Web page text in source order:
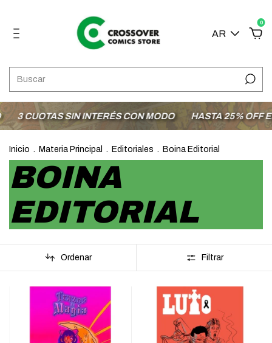
AR
0
3 CUOTAS SIN INTERÉS CON MODO HASTA 25% OFF EN
Inicio . Materia Principal . Editoriales . Boina Editorial
BOINA
EDITORIAL
Ordenar Filtrar